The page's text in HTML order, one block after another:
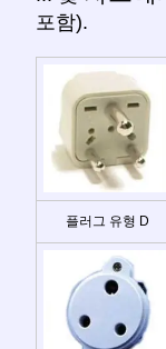
포함).
플러그 유형 D